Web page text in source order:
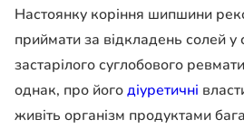
Настоянку коріння шипшини
приймати за відкладень солей у
застарілого суглобового
однак, про йогодіуретичні
живіть організм продуктами